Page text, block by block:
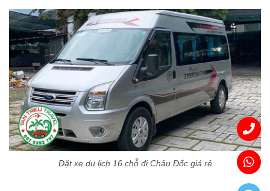
Đặt xe du lịch 16 chỗ đi Châu Đốc giá rẻ